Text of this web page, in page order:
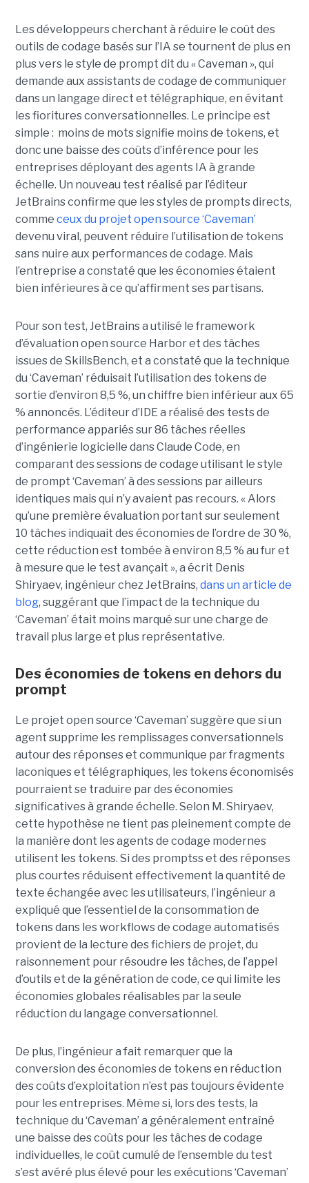
Les développeurs cherchant à réduire le coût des
outils de codage basés sur l’IA se tournent de plus en
plus vers le style de prompt dit du « Caveman », qui
demande aux assistants de codage de communiquer
dans un langage direct et télégraphique, en évitant
les fioritures conversationnelles. Le principe est
simple : moins de mots signifie moins de tokens, et
donc une baisse des coûts d’inférence pour les
entreprises déployant des agents IA à grande
échelle. Un nouveau test réalisé par l’éditeur
JetBrains confirme que les styles de prompts directs,
comme ceux du projet open source ‘Caveman’
devenu viral, peuvent réduire l’utilisation de tokens
sans nuire aux performances de codage. Mais
l’entreprise a constaté que les économies étaient
bien inférieures à ce qu’affirment ses partisans.
Pour son test, JetBrains a utilisé le framework
d’évaluation open source Harbor et des tâches
issues de SkillsBench, et a constaté que la technique
du ‘Caveman’ réduisait l’utilisation des tokens de
sortie d’environ 8,5 %, un chiffre bien inférieur aux 65
% annoncés. L’éditeur d’IDE a réalisé des tests de
performance appariés sur 86 tâches réelles
d’ingénierie logicielle dans Claude Code, en
comparant des sessions de codage utilisant le style
de prompt ‘Caveman’ à des sessions par ailleurs
identiques mais qui n’y avaient pas recours. « Alors
qu’une première évaluation portant sur seulement
10 tâches indiquait des économies de l’ordre de 30 %,
cette réduction est tombée à environ 8,5 % au fur et
à mesure que le test avançait », a écrit Denis
Shiryaev, ingénieur chez JetBrains, dans un article de
blog, suggérant que l’impact de la technique du
‘Caveman’ était moins marqué sur une charge de
travail plus large et plus représentative.
Des économies de tokens en dehors du
prompt
Le projet open source ‘Caveman’ suggère que si un
agent supprime les remplissages conversationnels
autour des réponses et communique par fragments
laconiques et télégraphiques, les tokens économisés
pourraient se traduire par des économies
significatives à grande échelle. Selon M. Shiryaev,
cette hypothèse ne tient pas pleinement compte de
la manière dont les agents de codage modernes
utilisent les tokens. Si des promptss et des réponses
plus courtes réduisent effectivement la quantité de
texte échangée avec les utilisateurs, l’ingénieur a
expliqué que l’essentiel de la consommation de
tokens dans les workflows de codage automatisés
provient de la lecture des fichiers de projet, du
raisonnement pour résoudre les tâches, de l’appel
d’outils et de la génération de code, ce qui limite les
économies globales réalisables par la seule
réduction du langage conversationnel.
De plus, l’ingénieur a fait remarquer que la
conversion des économies de tokens en réduction
des coûts d’exploitation n’est pas toujours évidente
pour les entreprises. Même si, lors des tests, la
technique du ‘Caveman’ a généralement entraîné
une baisse des coûts pour les tâches de codage
individuelles, le coût cumulé de l’ensemble du test
s’est avéré plus élevé pour les exécutions ‘Caveman’